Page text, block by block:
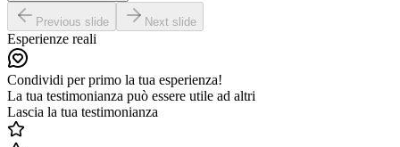
Previous slide Next slide
Esperienze reali
Condividi per primo la tua esperienza!
La tua testimonianza può essere utile ad altri
Lascia la tua testimonianza